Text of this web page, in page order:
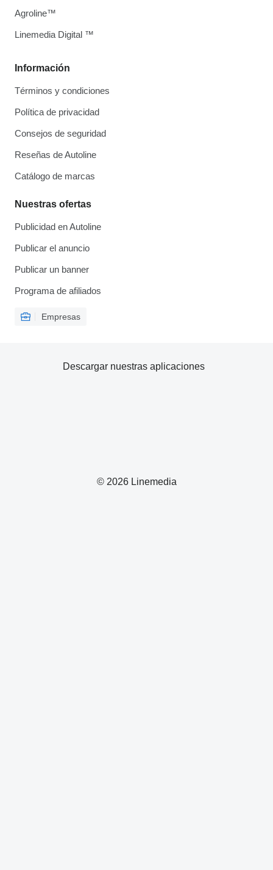
Información
Términos y condiciones
Política de privacidad
Consejos de seguridad
Reseñas de Autoline
Catálogo de marcas
Nuestras ofertas
Publicidad en Autoline
Publicar el anuncio
Publicar un banner
Programa de afiliados
Empresas
Agroline™
Linemedia Digital ™
© 2026 Linemedia
Descargar nuestras aplicaciones